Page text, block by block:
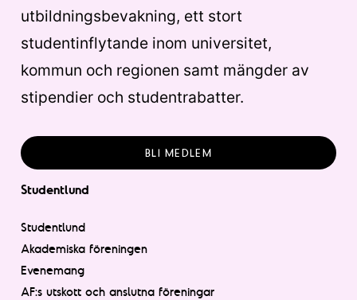
utbildningsbevakning, ett stort
studentinflytande inom universitet,
kommun och regionen samt mängder av
stipendier och studentrabatter.
BLI MEDLEM
Studentlund
Studentlund
Akademiska föreningen
Evenemang
AF:s utskott och anslutna föreningar